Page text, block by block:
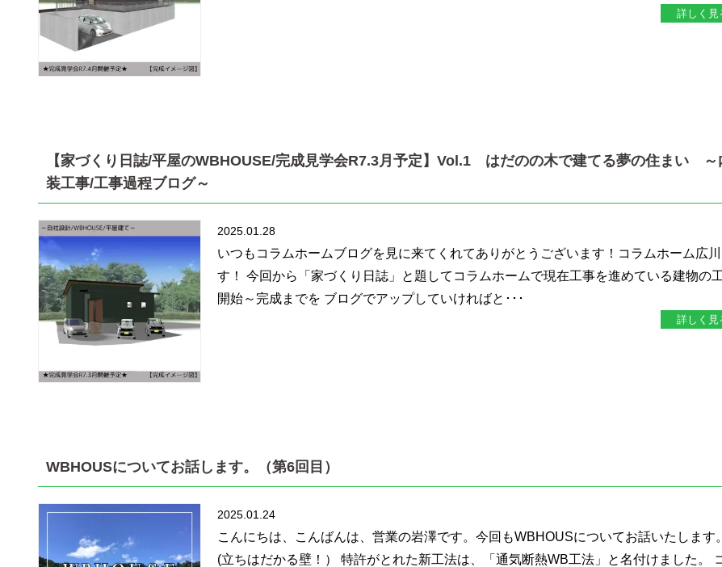
詳しく見
【家づくり日誌/平屋のWBHOUSE/完成見学会R7.3月予定】Vol.1 はだのの木で建てる夢の住まい ～
装工事/工事過程ブログ～
2025.01.28
いつもコラムホームブログを見に来てくれてありがとうございます！コラムホーム広
す！ 今回から「家づくり日誌」と題してコラムホームで現在工事を進めている建物の
開始～完成までを ブログでアップしていければと･･･
詳しく見
WBHOUSについてお話します。（第6回目）
2025.01.24
こんにちは、こんばんは、営業の岩澤です。今回もWBHOUSについてお話いたします。
(立ちはだかる壁！） 特許がとれた新工法は、「通気断熱WB工法」と名付けました。